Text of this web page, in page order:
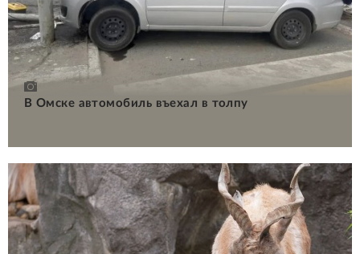
В Омске автомобиль въехал в толпу